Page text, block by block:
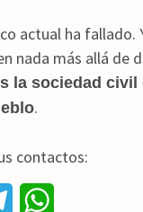
actual ha fallado.
nada más allá de
la sociedad civil
.
contactos: